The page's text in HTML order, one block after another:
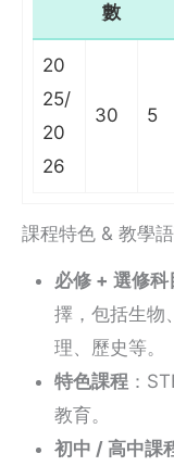
數
20
25/
20
26
30 5
課程特色 & 教學
必修 + 選修科
擇，包括生物
理、歷史等。
特色課程 ：
教育。
初中 / 高中課